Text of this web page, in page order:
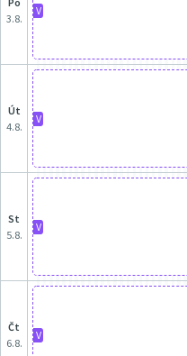
3.8.
V
út
4.8.
V
st
5.8.
V
čt
6.8.
V